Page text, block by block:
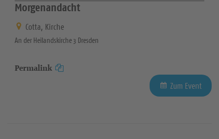
Morgenandacht
Cotta, Kirche
An der Heilandskirche 3 Dresden
Permalink
Zum Event